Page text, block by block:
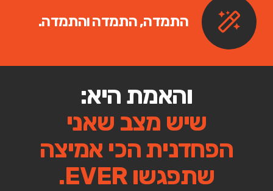
התמדה, התמדה והתמדה.
והאמת היא:
שיש מצב שאני
הפחדנית הכי אמיצה
שתפגשו EVER.